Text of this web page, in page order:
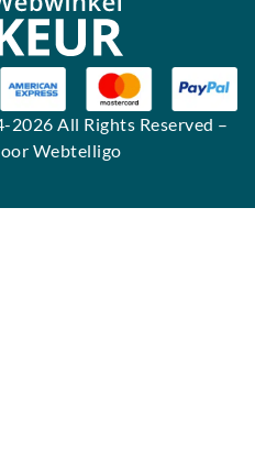
2026 All Rights Reserved –
Webtelligo